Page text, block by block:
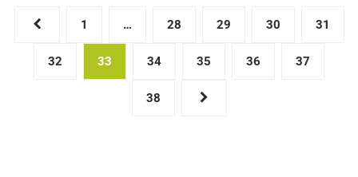
Pagination
publications
1 … 28 29 30 31
32 33 34 35 36 37
38